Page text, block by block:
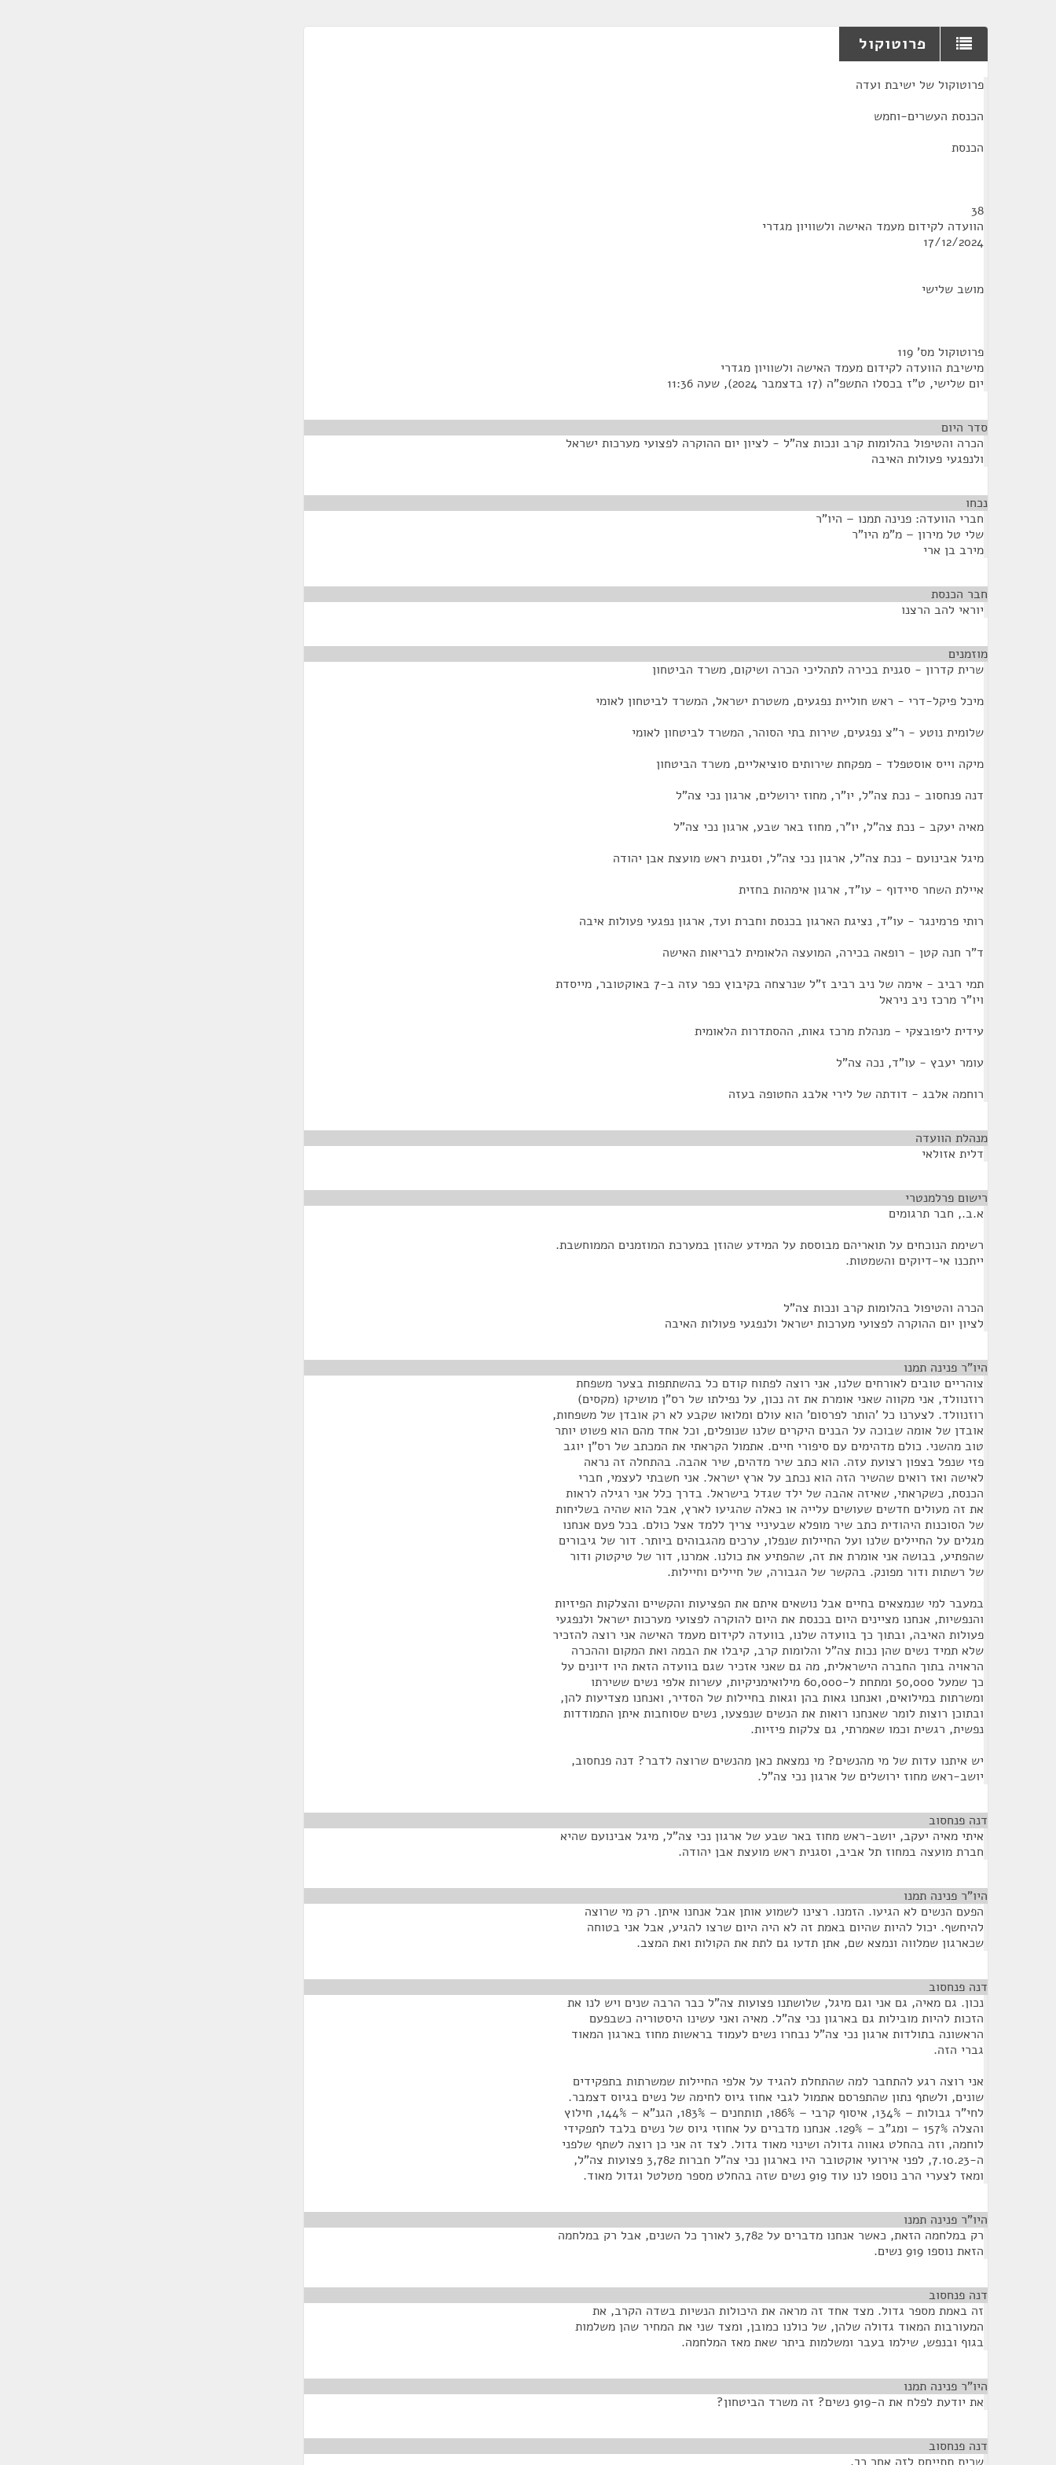
פרוטוקול
פרוטוקול של ישיבת ועדה
הכנסת העשרים-וחמש
הכנסת
38
הוועדה לקידום מעמד האישה ולשוויון מגדרי
17/12/2024
מושב שלישי
פרוטוקול מס' 119
מישיבת הוועדה לקידום מעמד האישה ולשוויון מגדרי
יום שלישי, ט"ז בכסלו התשפ"ה (17 בדצמבר 2024), שעה 11:36
סדר היום
הכרה והטיפול בהלומות קרב ונכות צה"ל - לציון יום ההוקרה לפצועי מערכות ישראל
ולנפגעי פעולות האיבה
נכחו
חברי הוועדה: פנינה תמנו – היו"ר
שלי טל מירון – מ"מ היו"ר
מירב בן ארי
חבר הכנסת
יוראי להב הרצנו
מוזמנים
שרית קדרון - סגנית בכירה לתהליכי הכרה ושיקום, משרד הביטחון
מיכל פיקל-דרי - ראש חוליית נפגעים, משטרת ישראל, המשרד לביטחון לאומי
שלומית נוטע - ר"צ נפגעים, שירות בתי הסוהר, המשרד לביטחון לאומי
מיקה וייס אוסטפלד - מפקחת שירותים סוציאליים, משרד הביטחון
דנה פנחסוב - נכת צה"ל, יו"ר, מחוז ירושלים, ארגון נכי צה"ל
מאיה יעקב - נכת צה"ל, יו"ר, מחוז באר שבע, ארגון נכי צה"ל
מיגל אבינועם - נכת צה"ל, ארגון נכי צה"ל, וסגנית ראש מועצת אבן יהודה
איילת השחר סיידוף - עו"ד, ארגון אימהות בחזית
רותי פרמינגר - עו"ד, נציגת הארגון בכנסת וחברת ועד, ארגון נפגעי פעולות איבה
ד"ר חנה קטן - רופאה בכירה, המועצה הלאומית לבריאות האישה
תמי רביב - אימה של ניב רביב ז"ל שנרצחה בקיבוץ כפר עזה ב-7 באוקטובר, מייסדת
ויו"ר מרכז ניב ניראל
עידית ליפובצקי - מנהלת מרכז גאות, ההסתדרות הלאומית
עומר יעבץ - עו"ד, נכה צה"ל
רוחמה אלבג - דודתה של לירי אלבג החטופה בעזה
מנהלת הוועדה
דלית אזולאי
רישום פרלמנטרי
א.ב., חבר תרגומים
רשימת הנוכחים על תואריהם מבוססת על המידע שהוזן במערכת המוזמנים הממוחשבת.
ייתכנו אי-דיוקים והשמטות.
הכרה והטיפול בהלומות קרב ונכות צה"ל
לציון יום ההוקרה לפצועי מערכות ישראל ולנפגעי פעולות האיבה
היו"ר פנינה תמנו
צוהריים טובים לאורחים שלנו, אני רוצה לפתוח קודם כל בהשתתפות בצער משפחת
רוזנוולד, אני מקווה שאני אומרת את זה נכון, על נפילתו של רס"ן מושיקו (מקסים)
רוזנוולד. לצערנו כל 'הותר לפרסום' הוא עולם ומלואו שקבע לא רק אובדן של משפחות,
אובדן של אומה שבוכה על הבנים היקרים שלנו שנופלים, וכל אחד מהם הוא פשוט יותר
טוב מהשני. כולם מדהימים עם סיפורי חיים. אתמול הקראתי את המכתב של רס"ן יוגב
פזי שנפל בצפון רצועת עזה. הוא כתב שיר מדהים, שיר אהבה. בהתחלה זה נראה
לאישה ואז רואים שהשיר הזה הוא נכתב על ארץ ישראל. אני חשבתי לעצמי, חברי
הכנסת, כשקראתי, שאיזה אהבה של ילד שגדל בישראל. בדרך כלל אני רגילה לראות
את זה מעולים חדשים שעושים עלייה או כאלה שהגיעו לארץ, אבל הוא שהיה בשליחות
של הסוכנות היהודית כתב שיר מופלא שבעיניי צריך ללמד אצל כולם. בכל פעם אנחנו
מגלים על החיילים שלנו ועל החיילות שנפלו, ערכים מהגבוהים ביותר. דור של גיבורים
שהפתיע, בבושה אני אומרת את זה, שהפתיע את כולנו. אמרנו, דור של טיקטוק ודור
של רשתות ודור מפונק. בהקשר של הגבורה, של חיילים וחיילות.
במעבר למי שנמצאים בחיים אבל נושאים איתם את הפציעות והקשיים והצלקות הפיזיות
והנפשיות, אנחנו מציינים היום בכנסת את היום להוקרה לפצועי מערכות ישראל ולנפגעי
פעולות האיבה, ובתוך כך בוועדה שלנו, בוועדה לקידום מעמד האישה אני רוצה להזכיר
שלא תמיד נשים שהן נכות צה"ל והלומות קרב, קיבלו את הבמה ואת המקום וההכרה
הראויה בתוך החברה הישראלית, מה גם שאני אזכיר שגם בוועדה הזאת היו דיונים על
כך שמעל 50,000 ומתחת ל-60,000 מילואימניקיות, עשרות אלפי נשים ששירתו
ומשרתות במילואים, ואנחנו גאות בהן וגאות בחיילות של הסדיר, ואנחנו מצדיעות להן,
ובתוכן רוצות לומר שאנחנו רואות את הנשים שנפצעו, נשים שסוחבות איתן התמודדות
נפשית, רגשית וכמו שאמרתי, גם צלקות פיזיות.
יש איתנו עדות של מי מהנשים? מי נמצאת כאן מהנשים שרוצה לדבר? דנה פנחסוב,
יושב-ראש מחוז ירושלים של ארגון נכי צה"ל.
דנה פנחסוב
איתי מאיה יעקב, יושב-ראש מחוז באר שבע של ארגון נכי צה"ל, מיגל אבינועם שהיא
חברת מועצה במחוז תל אביב, וסגנית ראש מועצת אבן יהודה.
היו"ר פנינה תמנו
הפעם הנשים לא הגיעו. הזמנו. רצינו לשמוע אותן אבל אנחנו איתן. רק מי שרוצה
להיחשף. יכול להיות שהיום באמת זה לא היה היום שרצו להגיע, אבל אני בטוחה
שכארגון שמלווה ונמצא שם, אתן תדעו גם לתת את הקולות ואת המצב.
דנה פנחסוב
נכון. גם מאיה, גם אני וגם מיגל, שלושתנו פצועות צה"ל כבר הרבה שנים ויש לנו את
הזכות להיות מובילות גם בארגון נכי צה"ל. מאיה ואני עשינו היסטוריה כשבפעם
הראשונה בתולדות ארגון נכי צה"ל נבחרו נשים לעמוד בראשות מחוז בארגון המאוד
גברי הזה.
אני רוצה רגע להתחבר למה שהתחלת להגיד על אלפי החיילות שמשרתות בתפקידים
שונים, ולשתף נתון שהתפרסם אתמול לגבי אחוז גיוס לחימה של נשים בגיוס דצמבר.
לחי"ר גבולות – 134%, איסוף קרבי – 186%, תותחנים – 183%, הגנ"א – 144%, חילוץ
והצלה 157% – ומג"ב – 129%. אנחנו מדברים על אחוזי גיוס של נשים בלבד לתפקידי
לוחמה, וזה בהחלט גאווה גדולה ושינוי מאוד גדול. לצד זה אני כן רוצה לשתף שלפני
ה-7.10.23, לפני אירועי אוקטובר היו בארגון נכי צה"ל חברות 3,782 פצועות צה"ל,
ומאז לצערי הרב נוספו לנו עוד 919 נשים שזה בהחלט מספר מטלטל וגדול מאוד.
היו"ר פנינה תמנו
רק במלחמה הזאת, כאשר אנחנו מדברים על 3,782 לאורך כל השנים, אבל רק במלחמה
הזאת נוספו 919 נשים.
דנה פנחסוב
זה באמת מספר גדול. מצד אחד זה מראה את היכולות הנשיות בשדה הקרב, את
המעורבות המאוד גדולה שלהן, של כולנו כמובן, ומצד שני את המחיר שהן משלמות
בגוף ובנפש, שילמו בעבר ומשלמות ביתר שאת מאז המלחמה.
היו"ר פנינה תמנו
את יודעת לפלח את ה-919 נשים? זה משרד הביטחון?
דנה פנחסוב